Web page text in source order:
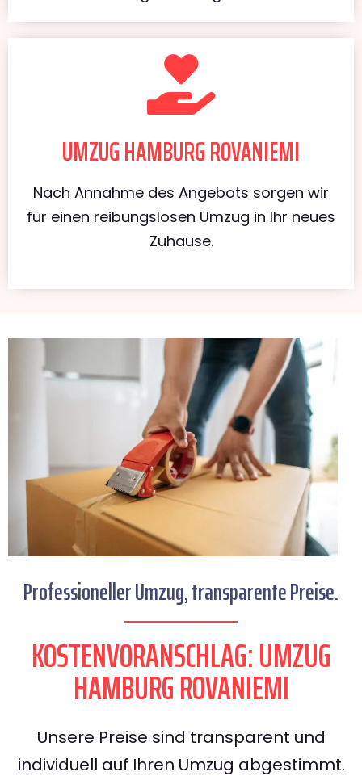
UMZUG HAMBURG ROVANIEMI
Nach Annahme des Angebots sorgen wir
für einen reibungslosen Umzug in Ihr neues
Zuhause.
Professioneller Umzug, transparente Preise.
KOSTENVORANSCHLAG: UMZUG
HAMBURG ROVANIEMI
Unsere Preise sind transparent und
individuell auf Ihren Umzug abgestimmt.